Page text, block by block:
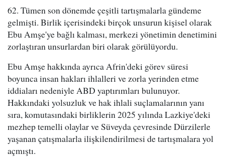
62. Tümen son dönemde çeşitli tartışmalarla gündeme
gelmişti. Birlik içerisindeki birçok unsurun kişisel olarak
Ebu Amşe'ye bağlı kalması, merkezi yönetimin denetimini
zorlaştıran unsurlardan biri olarak görülüyordu.
Ebu Amşe hakkında ayrıca Afrin'deki görev süresi
boyunca insan hakları ihlalleri ve zorla yerinden etme
iddiaları nedeniyle ABD yaptırımları bulunuyor.
Hakkındaki yolsuzluk ve hak ihlali suçlamalarının yanı
sıra, komutasındaki birliklerin 2025 yılında Lazkiye'deki
mezhep temelli olaylar ve Süveyda çevresinde Dürzilerle
yaşanan çatışmalarla ilişkilendirilmesi de tartışmalara yol
açmıştı.